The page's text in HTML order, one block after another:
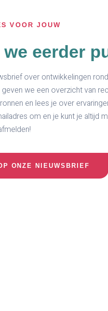
VOOR JOUW
eerder
over ontwikkelingen
we een overzicht van
en lees je over
om en je kunt je altijd
ONZE NIEUWSBRIEF